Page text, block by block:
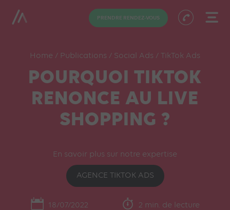
PRENDRE RENDEZ-VOUS
Home / Publications / Social Ads / TikTok Ads
POURQUOI TIKTOK
RENONCE AU LIVE
SHOPPING ?
En savoir plus sur notre expertise
AGENCE TIKTOK ADS
18/07/2022 2 min. de lecture